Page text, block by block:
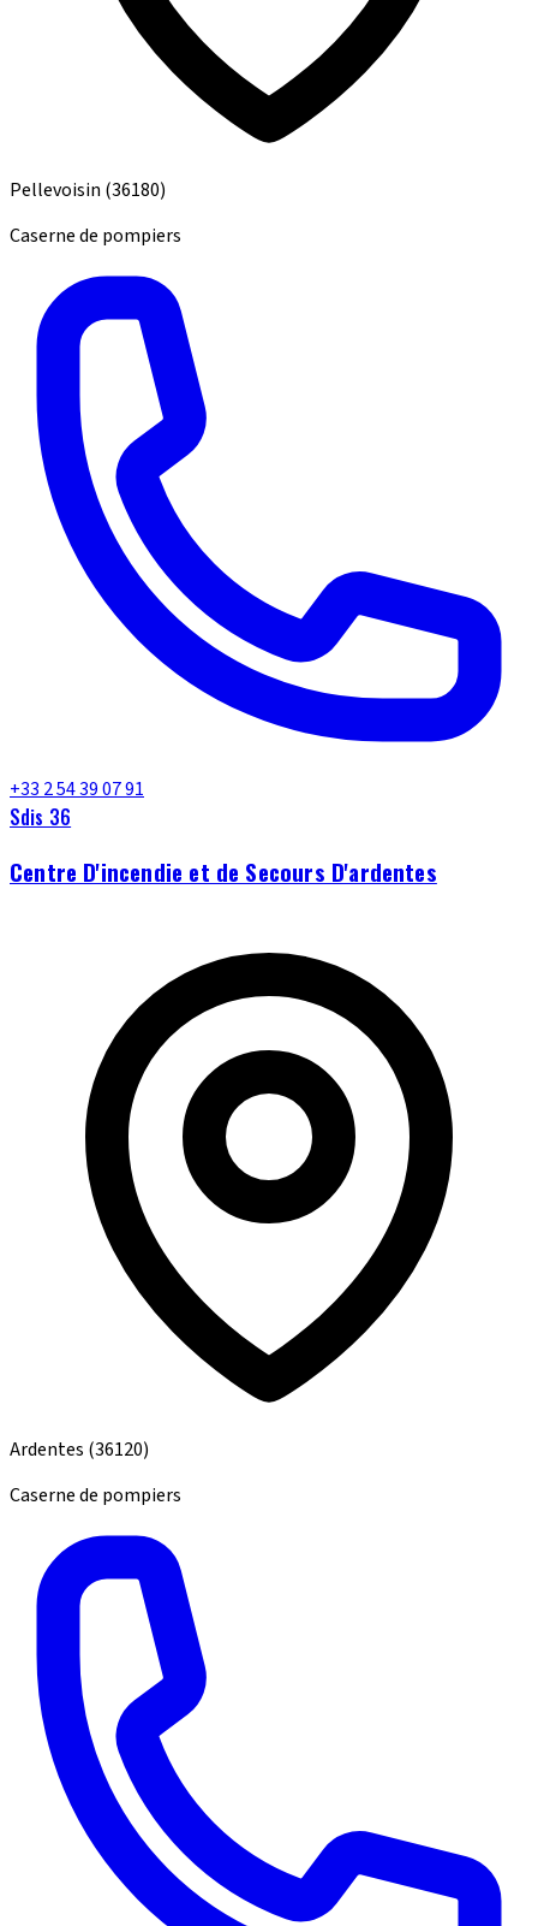
Pellevoisin (36180)
Caserne de pompiers
+33 2 54 39 07 91
Sdis 36
Centre D'incendie et de Secours D'ardentes
Ardentes (36120)
Caserne de pompiers